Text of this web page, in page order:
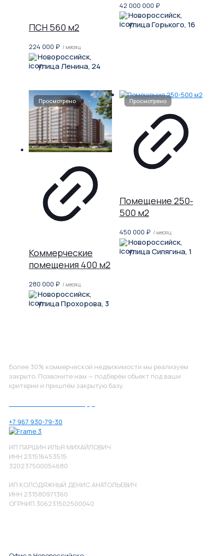
ПСН 560 м2
224 000 ₽ / месяц
Новороссийск,
улица Ленина, 24
42 000 000 ₽
Новороссийск,
улица Горького, 16
Коммерческие
помещения 400 м2
280 000 ₽ / месяц
Новороссийск,
улица Прохорова, 3
Помещение 250-
500 м2
450 000 ₽ / месяц
Новороссийск,
улица Сипягина, 1
Более 30% коммерческой недвижимости мы реализуем
закрыто. Позвоните нам — подберём объект под ваши
критерии и пришлём закрытую базу.
+7 967 930-79-30
ИП ПАРШИН ИЛЬЯ МИХАЙЛОВИЧ
ИНН 231516453515
320237500054680
ИП КОЛОДЯЖНЫЙ ДЕНИС АНАТОЛЬЕВИЧ
ИНН 231580971360
ОГРНИП 306231502500040